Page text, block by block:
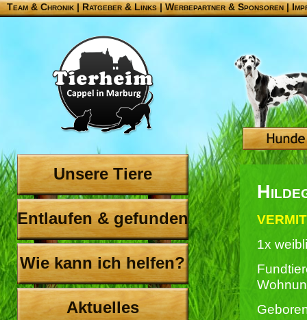
Team & Chronik |Ratgeber & Links|Werbepartner & Sponsoren|
Unsere Tiere
Entlaufen & gefunden
Wie kann ich helfen?
Aktuelles
1x